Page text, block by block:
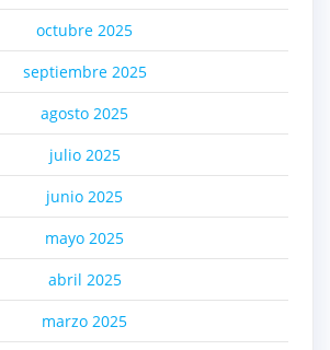
octubre 2025
septiembre 2025
agosto 2025
julio 2025
junio 2025
mayo 2025
abril 2025
marzo 2025